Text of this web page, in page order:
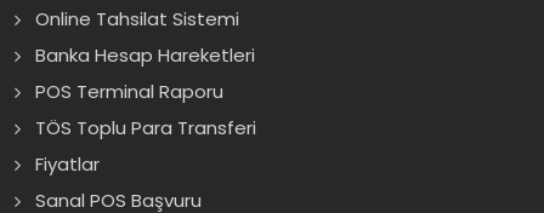
Online Tahsilat Sistemi
Banka Hesap Hareketleri
POS Terminal Raporu
TÖS Toplu Para Transferi
Fiyatlar
Sanal POS Başvuru